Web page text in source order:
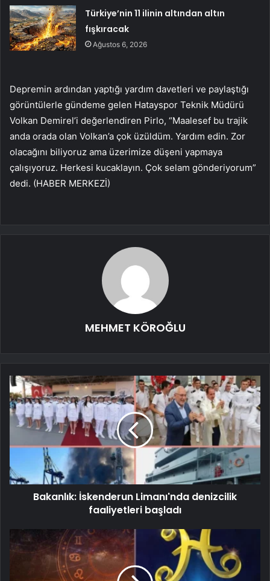
Türkiye’nin 11 ilinin altından altın
fışkıracak
Ağustos 6, 2026
Depremin ardından yaptığı yardım davetleri ve paylaştığı
görüntülerle gündeme gelen Hatayspor Teknik Müdürü
Volkan Demirel’i değerlendiren Pirlo, “Maalesef bu trajik
anda orada olan Volkan’a çok üzüldüm. Yardım edin. Zor
olacağını biliyoruz ama üzerimize düşeni yapmaya
çalışıyoruz. Herkesi kucaklayın. Çok selam gönderiyorum”
dedi. (HABER MERKEZİ)
MEHMET KÖROĞLU
Bakanlık: İskenderun Limanı'nda denizcilik
faaliyetleri başladı